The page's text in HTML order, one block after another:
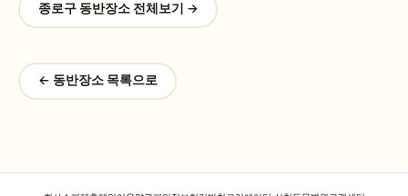
종로구동반장소 전체보기 →
← 동반장소 목록으로